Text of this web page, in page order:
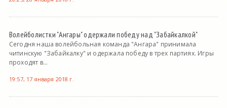
Волейболистки "Ангары" одержали победу над "Забайкалкой"
Сегодня наша волейбольная команда "Ангара" принимала
читинскую "Забайкалку" и одержала победу в трех партиях. Игры
проходят в...
19:57, 17 января 2018 г.